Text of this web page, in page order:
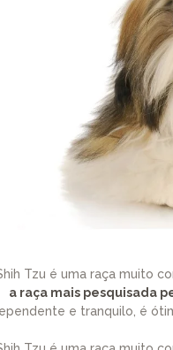
Tzu é uma raça muito
a raça mais pesquisada
e tranquilo, é